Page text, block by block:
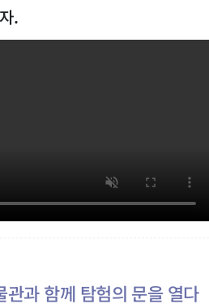
.
과 함께 탐험의 문을 열다